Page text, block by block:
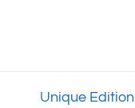
Unique Edition